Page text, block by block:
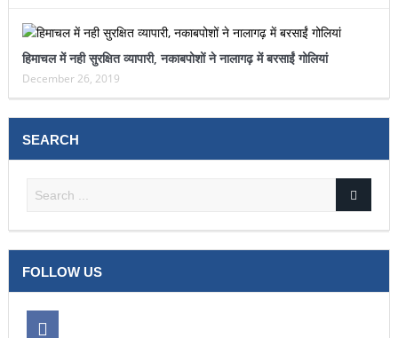
हिमाचल में नही सुरक्षित व्यापारी, नकाबपोशों ने नालागढ़ में बरसाईं गोलियां
December 26, 2019
SEARCH
FOLLOW US